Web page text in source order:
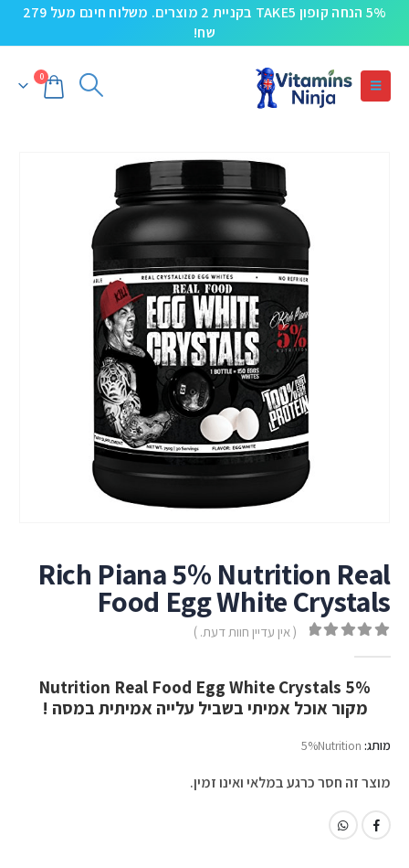
5% הנחה קופון TAKE5 בקניית 2 מוצרים. משלוח חינם מעל 279
שח!
0
Rich Piana 5% Nutrition Real
Food Egg White Crystals
( אין עדיין חוות דעת. )
5% Nutrition Real Food Egg White Crystals
מקור אוכל אמיתי בשביל עלייה אמיתית במסה !
מותג: 5%Nutrition
מוצר זה חסר כרגע במלאי ואינו זמין.